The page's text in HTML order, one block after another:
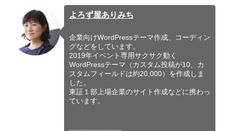
よろず屋ありみち
企業向けWordPressテーマ作成、コーディン
グなどをしています。
2019年イベント専用サクサク動く
WordPressテーマ（カスタム投稿が10、カ
スタムフィールドは約20,000）を作成しま
した。
東証１部上場企業のサイト作成などに携わっ
ています。